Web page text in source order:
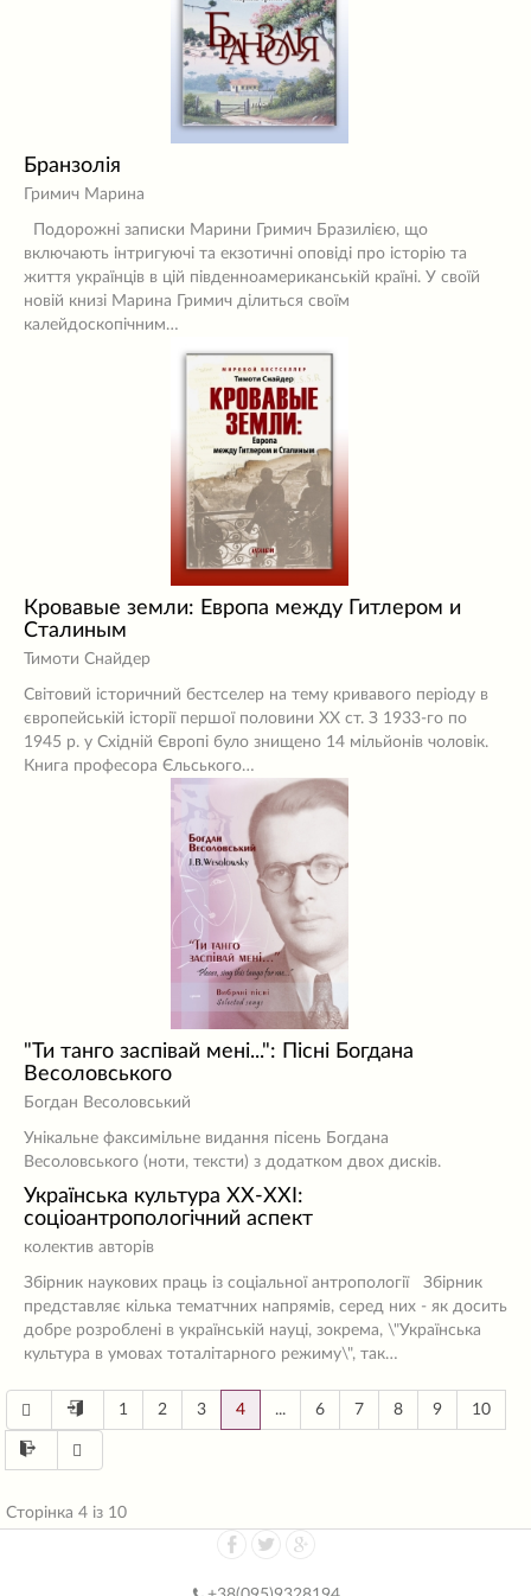
Бранзолія
Гримич Марина
Подорожні записки Марини Гримич Бразилією, що
включають інтригуючі та екзотичні оповіді про історію та
життя українців в цій південноамериканській країні. У своїй
новій книзі Марина Гримич ділиться своїм
калейдоскопічним…
Кровавые земли: Европа между Гитлером и
Сталиным
Тимоти Снайдер
Світовий історичний бестселер на тему кривавого періоду в
європейській історії першої половини ХХ ст. З 1933-го по
1945 р. у Східній Європі було знищено 14 мільйонів чоловік.
Книга професора Єльського…
"Ти танго заспівай мені...": Пісні Богдана
Весоловського
Богдан Весоловський
Унікальне факсимільне видання пісень Богдана
Весоловського (ноти, тексти) з додатком двох дисків.
Українська культура ХХ-ХХІ:
соціоантропологічний аспект
колектив авторів
Збірник наукових праць із соціальної антропології Збірник
представляє кілька тематчних напрямів, серед них - як досить
добре розроблені в українській науці, зокрема, \"Українська
культура в умовах тоталітарного режиму\", так…
1 2 3 4 ... 6 7 8 9 10
Сторінка 4 із 10